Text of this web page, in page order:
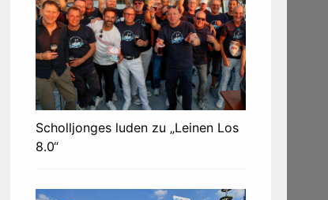
Scholljonges luden zu „Leinen Los
8.0“